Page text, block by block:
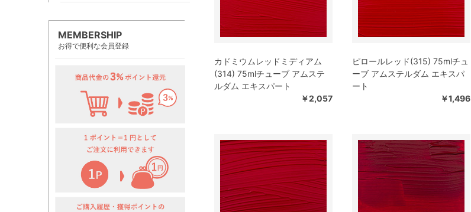
MEMBERSHIP
お得で便利な会員登録
カドミウムレッドミディアム
(314) 75mlチューブ アムステ
ルダム エキスパート
￥2,057
ピロールレッド(315) 75mlチュ
ーブ アムステルダム エキスパ
ート
￥1,496